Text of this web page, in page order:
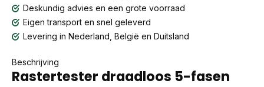
Deskundig advies en een grote voorraad
Eigen transport en snel geleverd
Levering in Nederland, België en Duitsland
Beschrijving
Rastertester draadloos 5-fasen